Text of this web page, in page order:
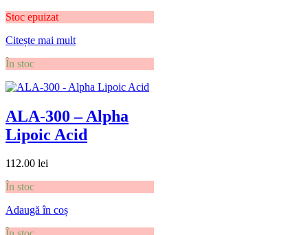
Stoc epuizat
Citește mai mult
În stoc
ALA-300 – Alpha
Lipoic Acid
112.00 lei
În stoc
Adaugă în coș